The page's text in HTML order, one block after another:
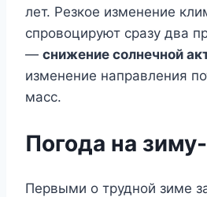
лет. Резкое изменение
спровоцируют сразу два
— снижение солнечной
изменение направления
масс.
Погода на
Первыми о трудной зиме